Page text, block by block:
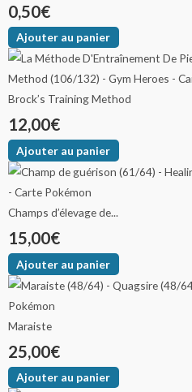
0,50€
Ajouter au panier
Brock’s Training Method
12,00€
Ajouter au panier
Champs d’élevage de...
15,00€
Ajouter au panier
Maraiste
25,00€
Ajouter au panier